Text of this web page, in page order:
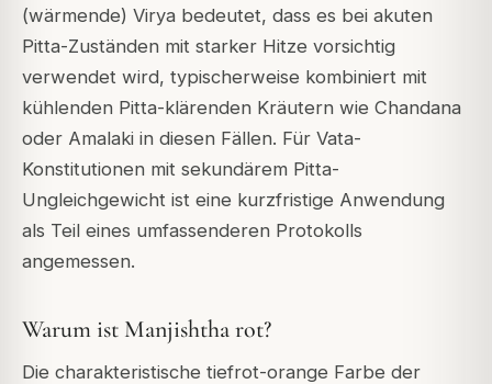
(wärmende) Virya bedeutet, dass es bei akuten
Pitta-Zuständen mit starker Hitze vorsichtig
verwendet wird, typischerweise kombiniert mit
kühlenden Pitta-klärenden Kräutern wie Chandana
oder Amalaki in diesen Fällen. Für Vata-
Konstitutionen mit sekundärem Pitta-
Ungleichgewicht ist eine kurzfristige Anwendung
als Teil eines umfassenderen Protokolls
angemessen.
Warum ist Manjishtha rot?
Die charakteristische tiefrot-orange Farbe der